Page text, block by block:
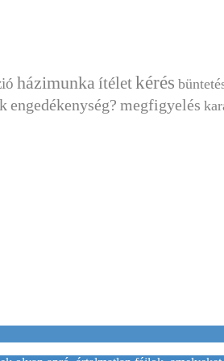
házimunkaítéletkérés
engedékenység? megfigyelés